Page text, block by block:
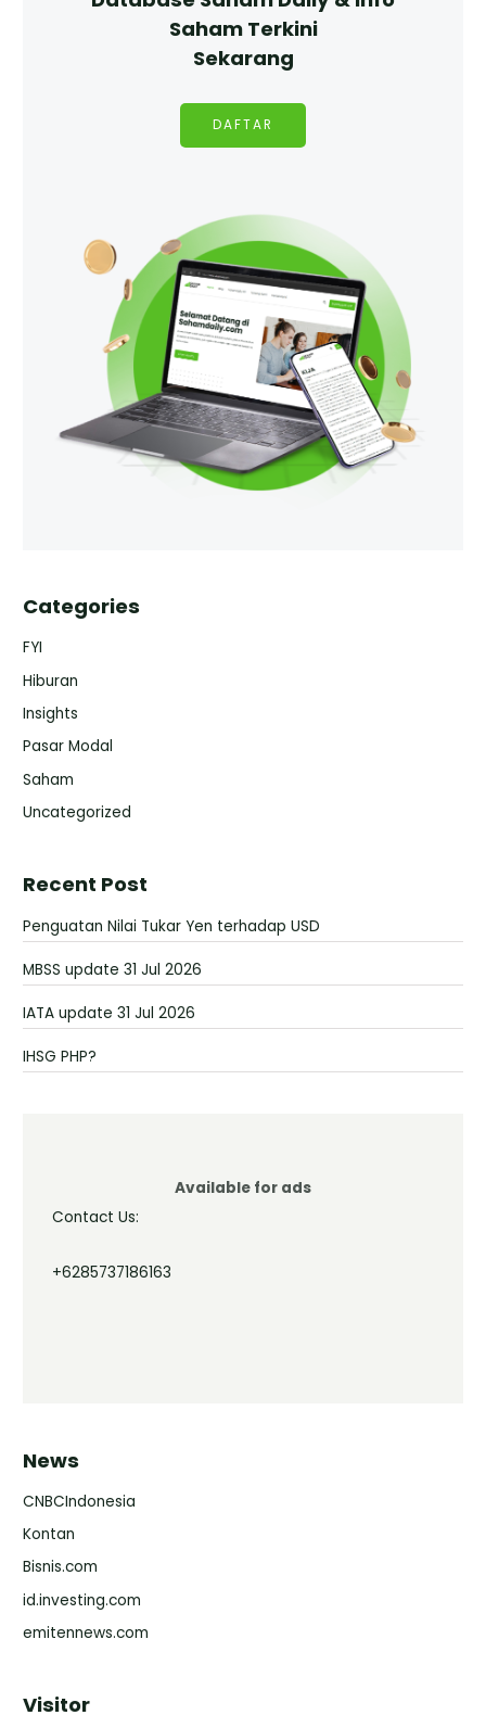
Saham Terkini
Sekarang
DAFTAR
Categories
FYI
Hiburan
Insights
Pasar Modal
Saham
Uncategorized
Recent Post
Penguatan Nilai Tukar Yen terhadap USD
MBSS update 31 Jul 2026
IATA update 31 Jul 2026
IHSG PHP?
Available for ads
Contact Us:
+6285737186163
News
CNBCIndonesia
Kontan
Bisnis.com
id.investing.com
emitennews.com
Visitor